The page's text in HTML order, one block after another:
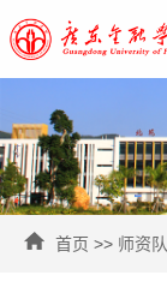
首页 >> 师资